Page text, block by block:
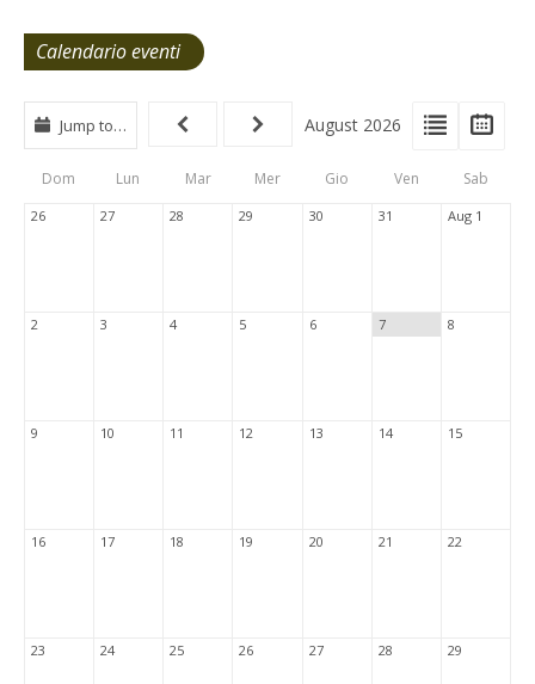
Calendario eventi
View
Type
Tabs
View
List
Jump to… August 2026
Dom Lun Mar Mer Gio Ven Sab
26 27 28 29 30 31 Aug 1
2 3 4 5 6 7 8
9 10 11 12 13 14 15
16 17 18 19 20 21 22
23 24 25 26 27 28 29